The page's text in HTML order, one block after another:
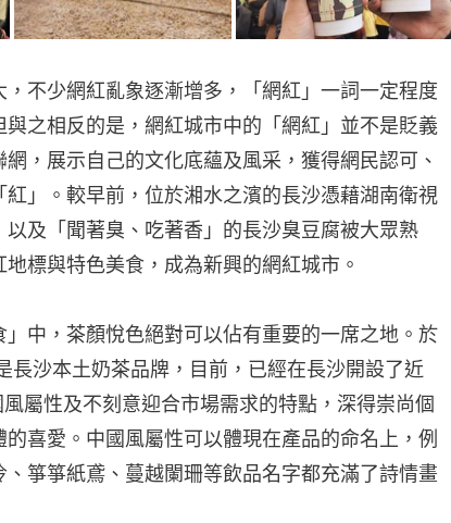
不少網紅亂象逐漸增多，「網紅」一詞一定程度
與之相反的是，網紅城市中的「網紅」並不是貶義
，展示自己的文化底蘊及風采，獲得網民認可、
」。較早前，位於湘水之濱的長沙憑藉湖南衛視
及「聞著臭、吃著香」的長沙臭豆腐被大眾熟
標與特色美食，成為新興的網紅城市。
中，茶顏悅色絕對可以佔有重要的一席之地。於
長沙本土奶茶品牌，目前，已經在長沙開設了近
屬性及不刻意迎合市場需求的特點，深得崇尚個
喜愛。中國風屬性可以體現在產品的命名上，例
箏箏紙鳶、蔓越闌珊等飲品名字都充滿了詩情畫